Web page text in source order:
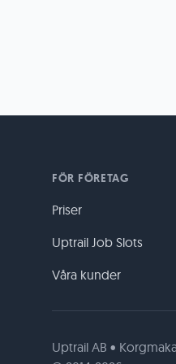
FÖR FÖRETAG
Priser
Uptrail Job Slots
Våra kunder
Uptrail AB •